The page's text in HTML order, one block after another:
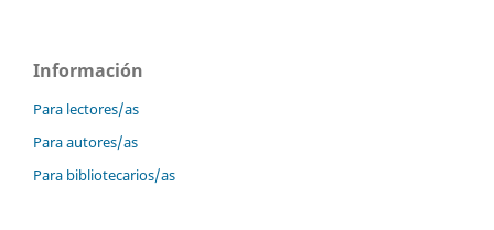
Información
Para lectores/as
Para autores/as
Para bibliotecarios/as